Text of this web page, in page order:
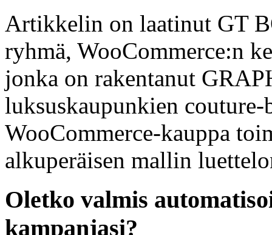
Artikkelin on laatinut GT
ryhmä, WooCommerce:n
jonka on rakentanut
luksuskaupunkien
WooCommerce-kauppa
alkuperäisen mallin
Oletko valmis
kampanjasi?